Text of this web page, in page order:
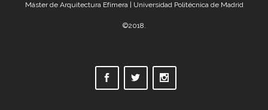
Máster de Arquitectura Efímera | Universidad Politécnica de Madrid
©2018.